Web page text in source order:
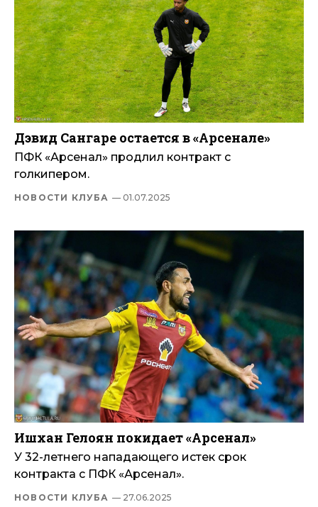
Дэвид Сангаре остается в «Арсенале»
ПФК «Арсенал» продлил контракт с
голкипером.
НОВОСТИ КЛУБА — 01.07.2025
Ишхан Гелоян покидает «Арсенал»
У 32-летнего нападающего истек срок
контракта с ПФК «Арсенал».
НОВОСТИ КЛУБА — 27.06.2025